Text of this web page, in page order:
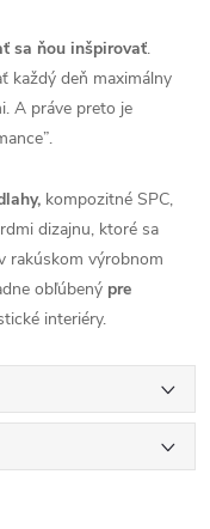
sa ňou inšpirovať.
každý deň maximálny
A práve preto je
kompozitné SPC,
dizajnu, ktoré sa
rakúskom výrobnom
obľúbený pre
interiéry.